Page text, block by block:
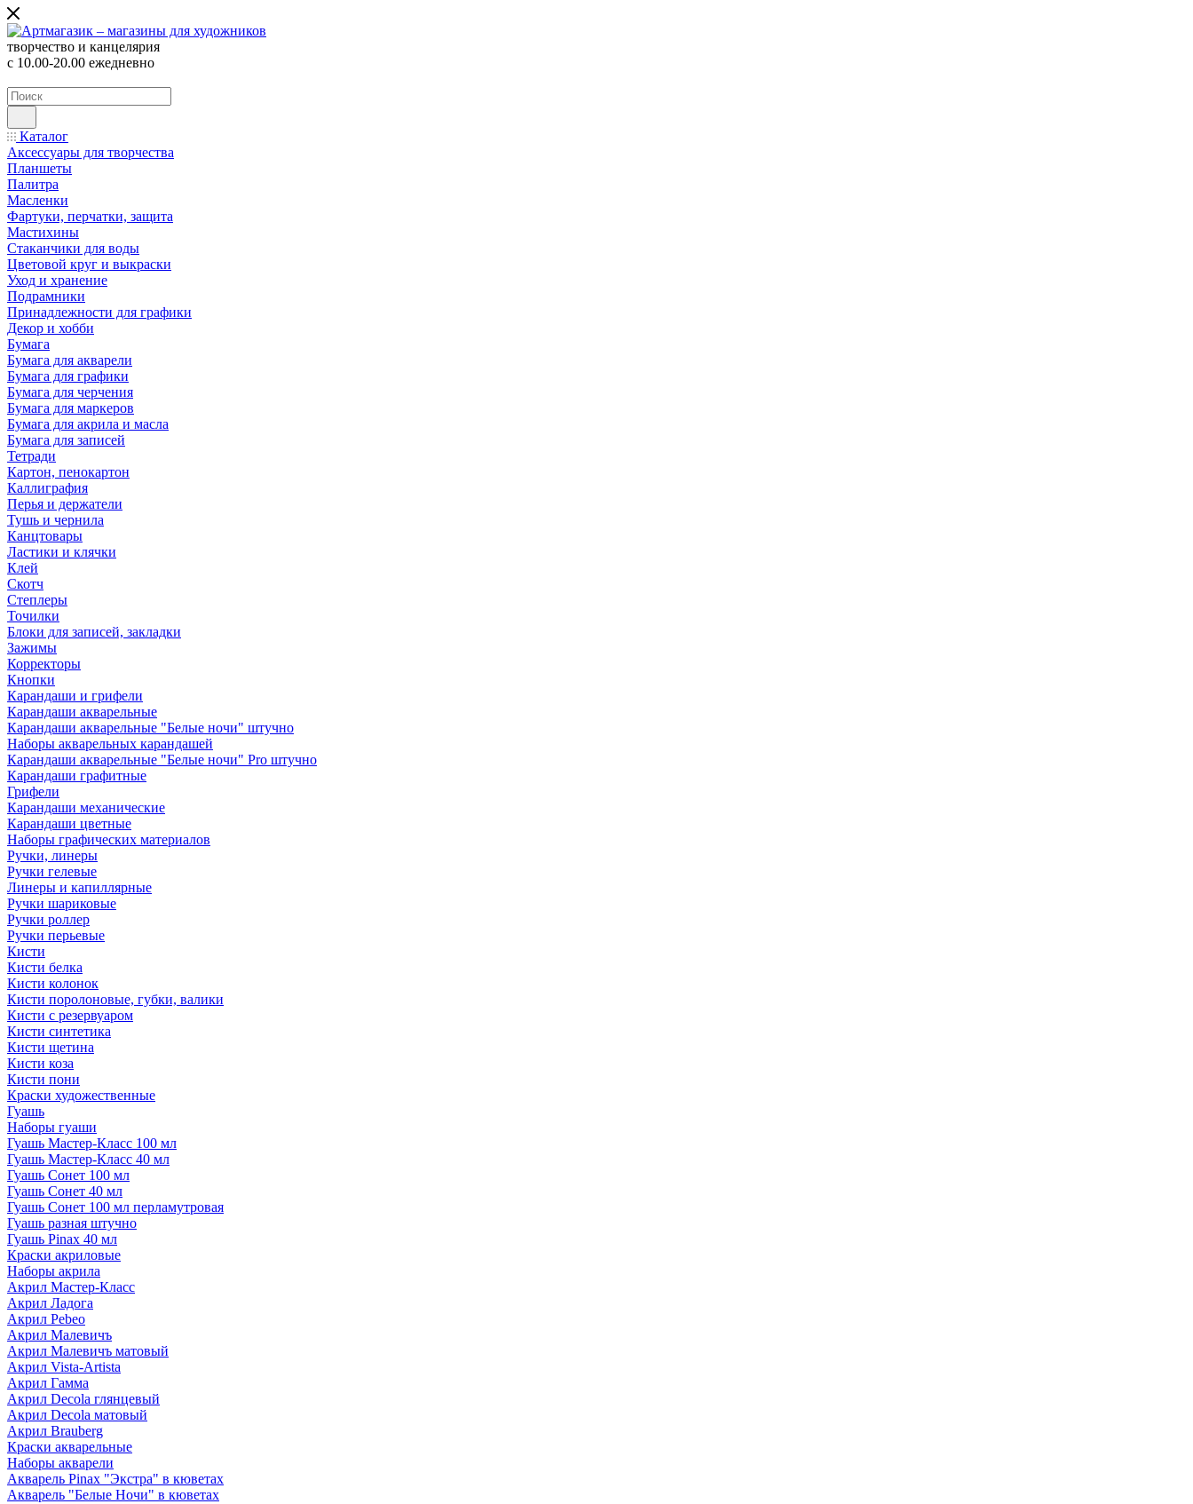
творчество и канцелярия
с 10.00-20.00 ежедневно
Каталог
Аксессуары для творчества
Планшеты
Палитра
Масленки
Фартуки, перчатки, защита
Мастихины
Стаканчики для воды
Цветовой круг и выкраски
Уход и хранение
Подрамники
Принадлежности для графики
Декор и хобби
Бумага
Бумага для акварели
Бумага для графики
Бумага для черчения
Бумага для маркеров
Бумага для акрила и масла
Бумага для записей
Тетради
Картон, пенокартон
Каллиграфия
Перья и держатели
Тушь и чернила
Канцтовары
Ластики и клячки
Клей
Скотч
Степлеры
Точилки
Блоки для записей, закладки
Зажимы
Корректоры
Кнопки
Карандаши и грифели
Карандаши акварельные
Карандаши акварельные "Белые ночи" штучно
Наборы акварельных карандашей
Карандаши акварельные "Белые ночи" Pro штучно
Карандаши графитные
Грифели
Карандаши механические
Карандаши цветные
Наборы графических материалов
Ручки, линеры
Ручки гелевые
Линеры и капиллярные
Ручки шариковые
Ручки роллер
Ручки перьевые
Кисти
Кисти белка
Кисти колонок
Кисти поролоновые, губки, валики
Кисти с резервуаром
Кисти синтетика
Кисти щетина
Кисти коза
Кисти пони
Краски художественные
Гуашь
Наборы гуаши
Гуашь Мастер-Класс 100 мл
Гуашь Мастер-Класс 40 мл
Гуашь Сонет 100 мл
Гуашь Сонет 40 мл
Гуашь Сонет 100 мл перламутровая
Гуашь разная штучно
Гуашь Pinax 40 мл
Краски акриловые
Наборы акрила
Акрил Мастер-Класс
Акрил Ладога
Акрил Pebeo
Акрил Малевичъ
Акрил Малевичъ матовый
Акрил Vista-Artista
Акрил Гамма
Акрил Decola глянцевый
Акрил Decola матовый
Акрил Brauberg
Краски акварельные
Наборы акварели
Акварель Pinax "Экстра" в кюветах
Акварель "Белые Ночи" в кюветах